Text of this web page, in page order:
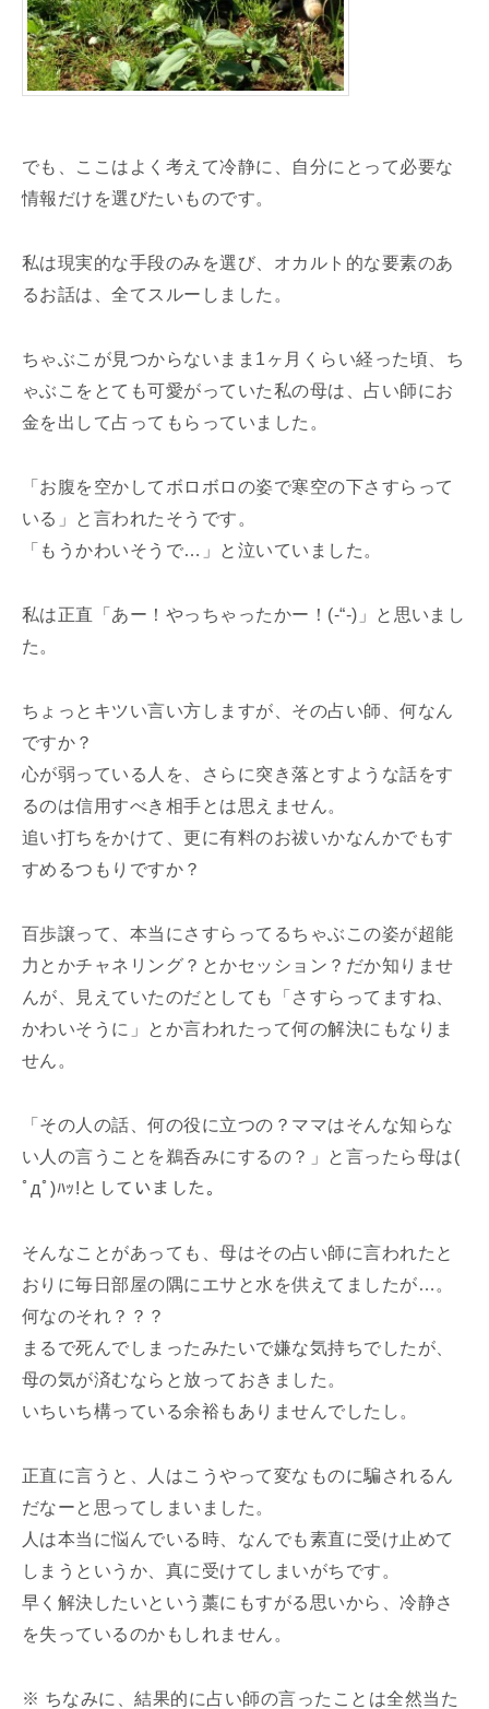
でも、ここはよく考えて冷静に、自分にとって必要な
情報だけを選びたいものです。
私は現実的な手段のみを選び、オカルト的な要素のあ
るお話は、全てスルーしました。
ちゃぶこが見つからないまま1ヶ月くらい経った頃、ち
ゃぶこをとても可愛がっていた私の母は、占い師にお
金を出して占ってもらっていました。
「お腹を空かしてボロボロの姿で寒空の下さすらって
いる」と言われたそうです。
「もうかわいそうで…」と泣いていました。
私は正直「あー！やっちゃったかー！(-“-)」と思いまし
た。
ちょっとキツい言い方しますが、その占い師、何なん
ですか？
心が弱っている人を、さらに突き落とすような話をす
るのは信用すべき相手とは思えません。
追い打ちをかけて、更に有料のお祓いかなんかでもす
すめるつもりですか？
百歩譲って、本当にさすらってるちゃぶこの姿が超能
力とかチャネリング？とかセッション？だか知りませ
んが、見えていたのだとしても「さすらってますね、
かわいそうに」とか言われたって何の解決にもなりま
せん。
「その人の話、何の役に立つの？ママはそんな知らな
い人の言うことを鵜呑みにするの？」と言ったら母は(
ﾟдﾟ)ﾊｯ!としていました。
そんなことがあっても、母はその占い師に言われたと
おりに毎日部屋の隅にエサと水を供えてましたが…。
何なのそれ？？？
まるで死んでしまったみたいで嫌な気持ちでしたが、
母の気が済むならと放っておきました。
いちいち構っている余裕もありませんでしたし。
正直に言うと、人はこうやって変なものに騙されるん
だなーと思ってしまいました。
人は本当に悩んでいる時、なんでも素直に受け止めて
しまうというか、真に受けてしまいがちです。
早く解決したいという藁にもすがる思いから、冷静さ
を失っているのかもしれません。
※ ちなみに、結果的に占い師の言ったことは全然当た